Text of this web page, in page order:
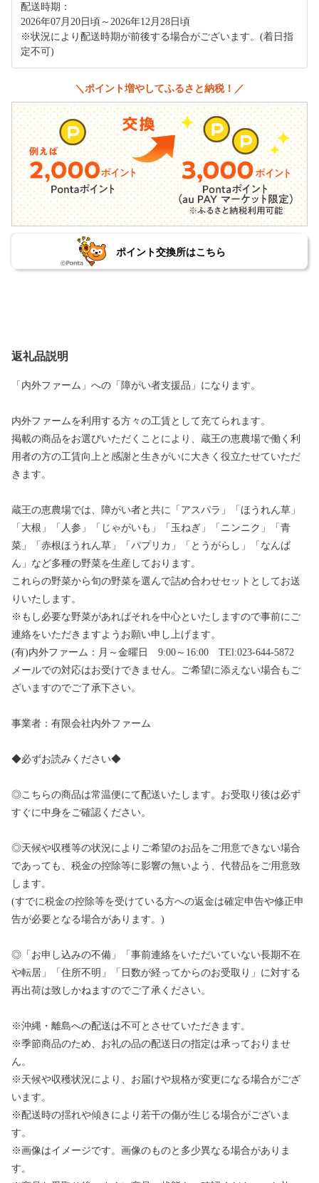
配送時期：
2026年07月20日頃～2026年12月28日頃
※状況により配送時期が前後する場合がございます。(着日指
定不可)
＼ポイント増やしてふるさと納税！／
ポイント交換所はこちら
返礼品説明
「内外ファーム」への「障がい者支援品」になります。
内外ファームを利用する方々の工賃として充てられます。
掲載の商品をお選びいただくことにより、蔵王の恵農場で働く利
用者の方の工賃向上と感謝と生きがいに大きく役立たせていただ
きます。
蔵王の恵農場では、障がい者と共に「アスパラ」「ほうれん草」
「大根」「人参」「じゃがいも」「玉ねぎ」「ニンニク」「青
菜」「赤根ほうれん草」「パプリカ」「とうがらし」「なんば
ん」など多種の野菜を生産しております。
これらの野菜から旬の野菜を選んで詰め合わせセットとしてお送
りいたします。
※もし必要な野菜があればそれを中心といたしますので事前にご
連絡をいただきますようお願い申し上げます。
(有)内外ファーム：月～金曜日 9:00～16:00 TEl:023-644-5872
メールでの対応はお受けできません。ご希望に添えない場合もご
ざいますのでご了承下さい。
事業者：有限会社内外ファーム
◆必ずお読みください◆
◎こちらの商品は常温便にて配送いたします。お受取り後は必ず
すぐに中身をご確認ください。
◎天候や収穫等の状況によりご希望のお品をご用意できない場合
であっても、税金の控除等に影響の無いよう、代替品をご用意致
します。
(すでに税金の控除等を受けている方への返金は確定申告や修正申
告が必要となる場合があります。)
◎「お申し込みの不備」「事前連絡をいただいていない長期不在
や転居」「住所不明」「日数が経ってからのお受取り」に対する
再出荷は致しかねますのでご了承ください。
※沖縄・離島への配送は不可とさせていただきます。
※季節商品のため、お礼の品の配送日の指定は承っておりませ
ん。
※天候や収穫状況により、お届けや規格が変更になる場合がござ
います。
※配送時の揺れや傾きにより若干の傷が生じる場合がございま
す。
※画像はイメージです。画像のものと多少異なる場合がありま
す。